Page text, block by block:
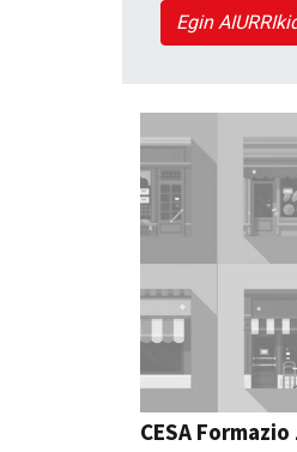
Egin
CESA